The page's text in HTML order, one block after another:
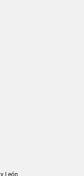
León